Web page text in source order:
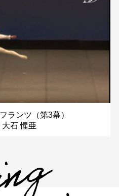
ランツ（第3幕）
石 惺亜